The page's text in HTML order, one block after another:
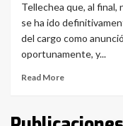
Tellechea que, al final,
se ha ido
del cargo como anunció
oportunamente, y...
Read More
6
La
Blanca
con
de la
fueron